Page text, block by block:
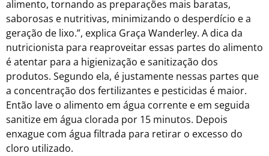
alimento, tornando as preparações mais baratas,
saborosas e nutritivas, minimizando o desperdício e a
geração de lixo.”, explica Graça Wanderley. A dica da
nutricionista para reaproveitar essas partes do alimento
é atentar para a higienização e sanitização dos
produtos. Segundo ela, é justamente nessas partes que
a concentração dos fertilizantes e pesticidas é maior.
Então lave o alimento em água corrente e em seguida
sanitize em água clorada por 15 minutos. Depois
enxague com água filtrada para retirar o excesso do
cloro utilizado.